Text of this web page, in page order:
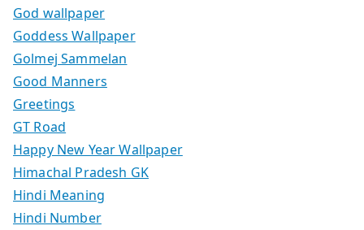
God wallpaper
Goddess Wallpaper
Golmej Sammelan
Good Manners
Greetings
GT Road
Happy New Year Wallpaper
Himachal Pradesh GK
Hindi Meaning
Hindi Number